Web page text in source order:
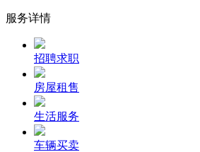
服务详情
招聘求职
房屋租售
生活服务
车辆买卖